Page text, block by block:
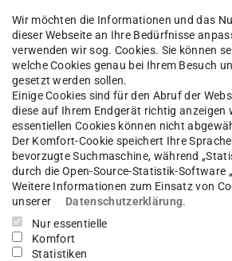
„Forschungswerkstatt zur
in diesem Jahr ein interdisziplinär
im Fachbereich Gesellschafts-
seinerzeit Postdoc am
zur Geschichte des
Jahre)“ ein Stück TU-Historie:
später Fachgebiet Planen
Wir möchten die Informationen und das
dieser Webseite an Ihre Bedürfnisse
verwenden wir sog. Cookies. Sie können
welche Cookies genau bei Ihrem Besuch
gesetzt werden sollen.
Einige Cookies sind für den Abruf der
diese auf Ihrem Endgerät richtig anzeigen
essentiellen Cookies können nicht
Der Komfort-Cookie speichert Ihre
bevorzugte Suchmaschine, während
durch die Open-Source-Statistik-Software
Weitere Informationen zum Einsatz von
unserer
Datenschutzerklärung.
Nur essentielle
Komfort
Statistiken